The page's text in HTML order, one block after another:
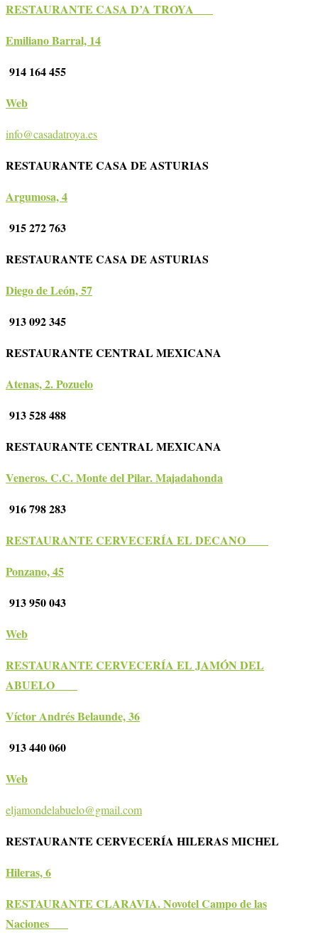
RESTAURANTE CASA D’A TROYA
Emiliano Barral, 14
914 164 455
Web
info@casadatroya.es
RESTAURANTE CASA DE ASTURIAS
Argumosa, 4
915 272 763
RESTAURANTE CASA DE ASTURIAS
Diego de León, 57
913 092 345
RESTAURANTE CENTRAL MEXICANA
Atenas, 2. Pozuelo
913 528 488
RESTAURANTE CENTRAL MEXICANA
Veneros. C.C. Monte del Pilar. Majadahonda
916 798 283
RESTAURANTE CERVECERÍA EL DECANO
Ponzano, 45
913 950 043
Web
RESTAURANTE CERVECERÍA EL JAMÓN DEL
ABUELO
Víctor Andrés Belaunde, 36
913 440 060
Web
eljamondelabuelo@gmail.com
RESTAURANTE CERVECERÍA HILERAS MICHEL
Hileras, 6
RESTAURANTE CLARAVIA. Novotel Campo de las
Naciones